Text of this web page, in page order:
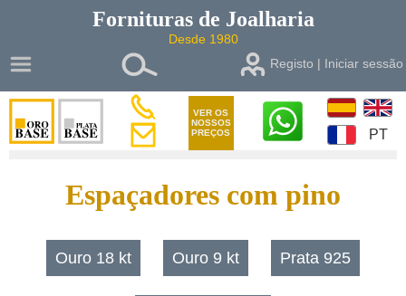
Fornituras de Joalharia
Desde 1980
Registo | Iniciar sessão
VER OS
NOSSOS
PREÇOS
PT
Espaçadores com pino
Ouro 18 kt Ouro 9 kt Prata 925